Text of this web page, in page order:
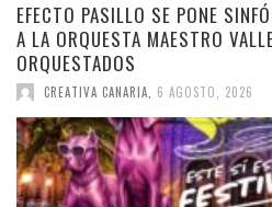
EFECTO PASILLO SE PONE
A LA ORQUESTA MAESTRO
ORQUESTADOS
CREATIVA CANARIA 6 AGOSTO, 2026